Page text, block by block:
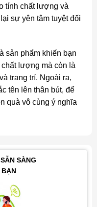
tính chất lượng và
sự yên tâm tuyệt đối
sản phẩm khiến bạn
lượng mà còn là
trang trí. Ngoài ra,
tên lên thân bút, để
quà vô cùng ý nghĩa
SÀNG